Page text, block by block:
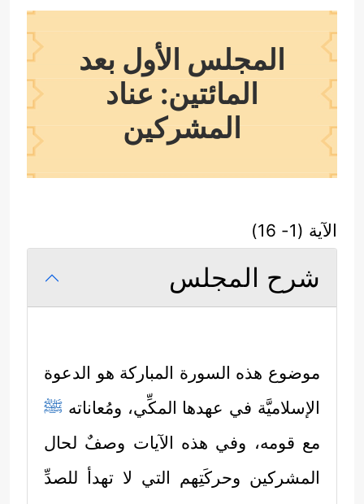
المجلس الأول بعد
المائتين: عناد
المشركين
الآية (1- 16)
شرح المجلس
موضوع هذه السورة المباركة هو الدعوة
الإسلاميَّة في عهدها المكِّي، ومُعاناته ﷺ
مع قومه، وفي هذه الآيات وصفٌ لحال
المشركين وحركَتِهم التي لا تهدأ للصدِّ